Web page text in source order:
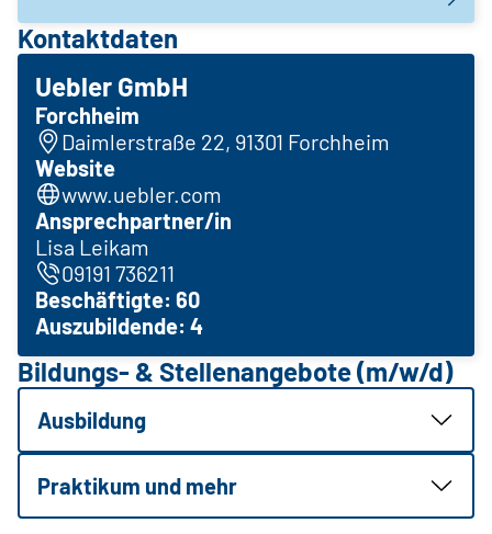
Kontaktdaten
Uebler GmbH
Forchheim
Daimlerstraße 22, 91301 Forchheim
Website
www.uebler.com
Ansprechpartner/in
Lisa Leikam
09191 736211
Beschäftigte: 60
Auszubildende: 4
Bildungs- & Stellenangebote (m/w/d)
Ausbildung
Praktikum und mehr